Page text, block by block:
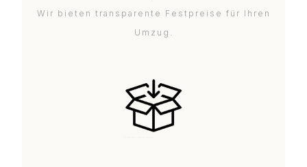
Wir bieten transparente Festpreise für Ihren
Umzug.